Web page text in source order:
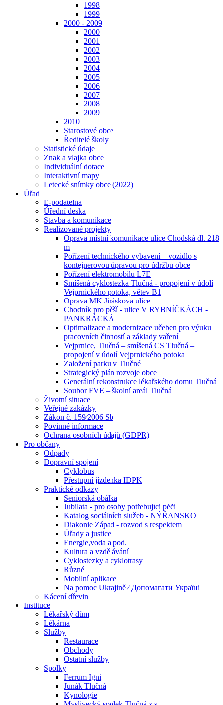
1998
1999
2000 - 2009
2000
2001
2002
2003
2004
2005
2006
2007
2008
2009
2010
Starostové obce
Ředitelé školy
Statistické údaje
Znak a vlajka obce
Individuální dotace
Interaktivní mapy
Letecké snímky obce (2022)
Úřad
E-podatelna
Úřední deska
Stavba a komunikace
Realizované projekty
Oprava místní komunikace ulice Chodská dl. 218
m
Pořízení technického vybavení – vozidlo s
kontejnerovou úpravou pro údržbu obce
Pořízení elektromobilu L7E
Smíšená cyklostezka Tlučná - propojení v údolí
Vejprnického potoka, větev B1
Oprava MK Jiráskova ulice
Chodník pro pěší - ulice V RYBNÍČKÁCH -
PANKRÁCKÁ
Optimalizace a modernizace učeben pro výuku
pracovních činností a základy vaření
Vejprnice, Tlučná – smíšená CS Tlučná –
propojení v údolí Vejprnického potoka
Založení parku v Tlučné
Strategický plán rozvoje obce
Generální rekonstrukce lékařského domu Tlučná
Soubor FVE – školní areál Tlučná
Životní situace
Veřejné zakázky
Zákon č. 159⁄2006 Sb
Povinné informace
Ochrana osobních údajů (GDPR)
Pro občany
Odpady
Dopravní spojení
Cyklobus
Přestupní jízdenka IDPK
Praktické odkazy
Seniorská obálka
Jubilata - pro osoby potřebující péči
Katalog sociálních služeb - NÝŘANSKO
Diakonie Západ - rozvod s respektem
Úřady a justice
Energie,voda a pod.
Kultura a vzdělávání
Cyklostezky a cyklotrasy
Různé
Mobilní aplikace
Na pomoc Ukrajině ⁄ Допомагати Україні
Kácení dřevin
Instituce
Lékařský dům
Lékárna
Služby
Restaurace
Obchody
Ostatní služby
Spolky
Ferrum Igni
Junák Tlučná
Kynologie